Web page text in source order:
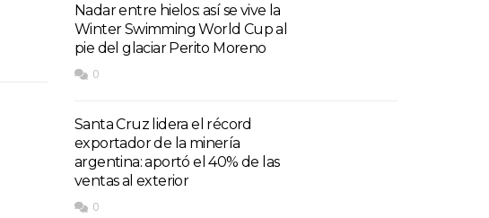
Nadar entre hielos: así se vive la
Winter Swimming World Cup al
pie del glaciar Perito Moreno
0
Santa Cruz lidera el récord
exportador de la minería
argentina: aportó el 40% de las
ventas al exterior
0